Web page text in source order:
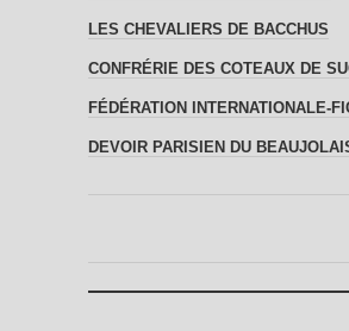
LES CHEVALIERS DE BACCHUS
CONFRÉRIE DES COTEAUX DE
FÉDÉRATION INTERNATIONALE-
DEVOIR PARISIEN DU